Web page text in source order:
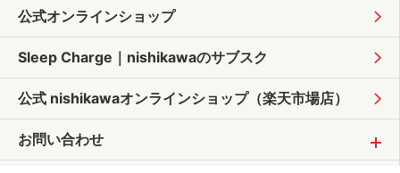
公式オンラインショップ
Sleep Charge｜ nishikawaのサブスク
公式 nishikawaオンラインショップ（楽天市場店）
お問い合わせ